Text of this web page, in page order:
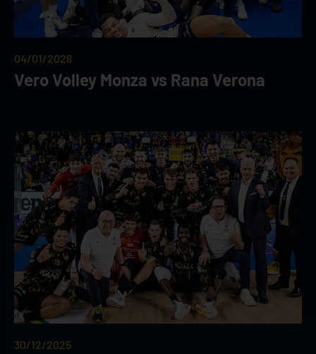
04/01/2026
Vero Volley Monza vs Rana Verona
30/12/2025